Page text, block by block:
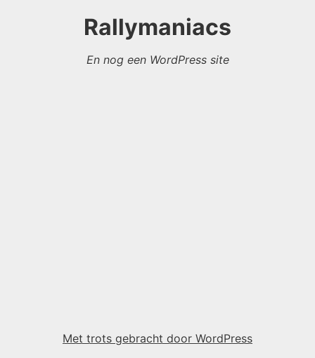
Rallymaniacs
En nog een WordPress site
Met trots gebracht door WordPress